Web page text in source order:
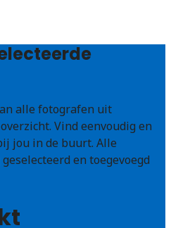
alle fotografen uit
Vind eenvoudig en
jou in de buurt. Alle
en toegevoegd